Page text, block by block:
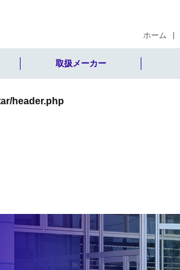
header.php
header.php
ホーム
取扱メーカー